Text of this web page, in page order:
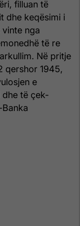
filluan të
dhe keqësimi i
nga
të re
Në pritje
qershor 1945,
e
të çek-